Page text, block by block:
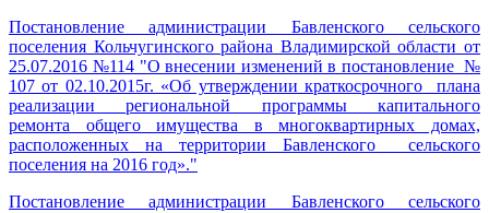
Постановление администрации Бавленского сельского
поселения Кольчугинского района Владимирской области от
25.07.2016 №114 "О внесении изменений в постановление №
107 от 02.10.2015г. «Об утверждении краткосрочного плана
реализации региональной программы капитального
ремонта общего имущества в многоквартирных домах,
расположенных на территории Бавленского сельского
поселения на 2016 год»."
Постановление администрации Бавленского сельского